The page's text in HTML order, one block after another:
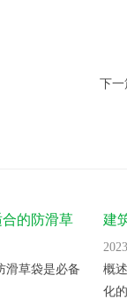
下一
的防滑草
滑草袋是必备
建
分析
概
化